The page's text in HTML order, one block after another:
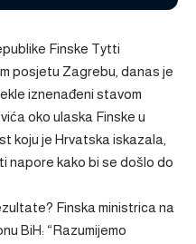
Finske Tytti
posjetu Zagrebu, danas je
iznenađeni stavom
oko ulaska Finske u
koju je Hrvatska iskazala,
napore kako bi se došlo do
Finska ministrica na
BiH: “Razumijemo